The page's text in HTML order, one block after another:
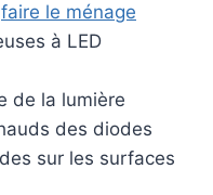
faire le ménage
à LED
de la lumière
des diodes
sur les surfaces